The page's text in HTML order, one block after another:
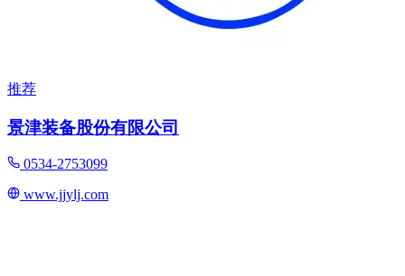
推荐
景津装备股份有限公司
0534-2753099
www.jjylj.com